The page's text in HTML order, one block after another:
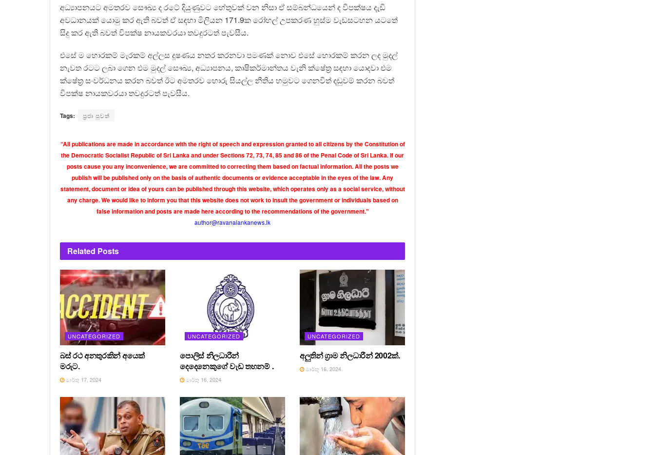
අධ්‍යාපනයට අමතරව සෞඛ්‍ය ද රටේ දියුණුවට හේතුවක් වන නිසා ඒ සම්බන්ධයෙන් ද විපක්ෂය දැඩි
අවධානයක් යොමු කර ඇති බවත් ඒ සඳහා මිලියන 171.9ක රෝහල් උපකරණ හුස්ම වැඩසටහන යටතේ
සිදු කර ඇති බවත් විපක්ෂ නායකවරයා තවදුරටත් පැවසීය.
එසේ ම හොරකම් මැරකම් අල්ලස දූෂණය නතර කරනවා පමණක් නොව එසේ හොරකම් කරන ලද මුදල්
නැවත රටට ලබා ගෙන එම මුදල් සෞඛ්‍ය, අධ්‍යාපනය, කෘෂිකර්මාන්තය වැනි ක්ෂේත්‍ර සඳහා යොදවා එම
ක්ෂේත්‍ර සංවර්ධනය කරන බවත් ඊට අමතරව හොරු සියල්ල නීතිය හමුවට ගෙනවිත් දඩුවම් කරන බවත්
විපක්ෂ නායකවරයා තවදුරටත් පැවසීය.
Tags: ප්‍රජා පුවත්
“All publications are made in accordance with the right of speech and expression granted to all citizens by the Constitution of
the Democratic Socialist Republic of Sri Lanka and under Sections 72, 73, 74, 85 and 86 of the Penal Code of Sri Lanka. If our
posts cause you any inconvenience, we are committed to correcting them based on factual information. All the posts we
publish will be published only on the basis of authentic documents or evidence acceptable in the eyes of the law. Any
statement, document or idea of yours can be published through this website, which operates only as a social service, without
any charge. We would like to inform you that this website does not work to insult the government or individuals based on
false information and posts are made here according to the recommendations of the government."
author@ravanalankanews.lk
Related Posts
UNCATEGORIZED
බස් රථ අනතුරකින් අයෙක්
මරුට.
මාර්තු 17, 2024
UNCATEGORIZED
පොලිස් නිලධාරීන්
දෙදෙනෙකුගේ වැඩ තහනම් .
මාර්තු 16, 2024
UNCATEGORIZED
අලුතින් ග්‍රාම නිලධාරීන් 2002ක්.
මාර්තු 16, 2024